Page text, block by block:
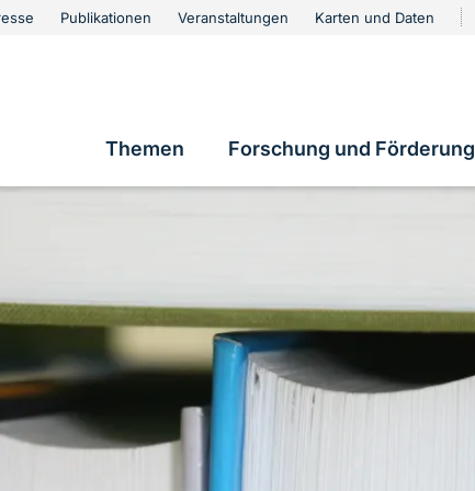
Publikationen Veranstaltungen Karten und Daten
Hauptnavigation
Themen Forschung und Förderung